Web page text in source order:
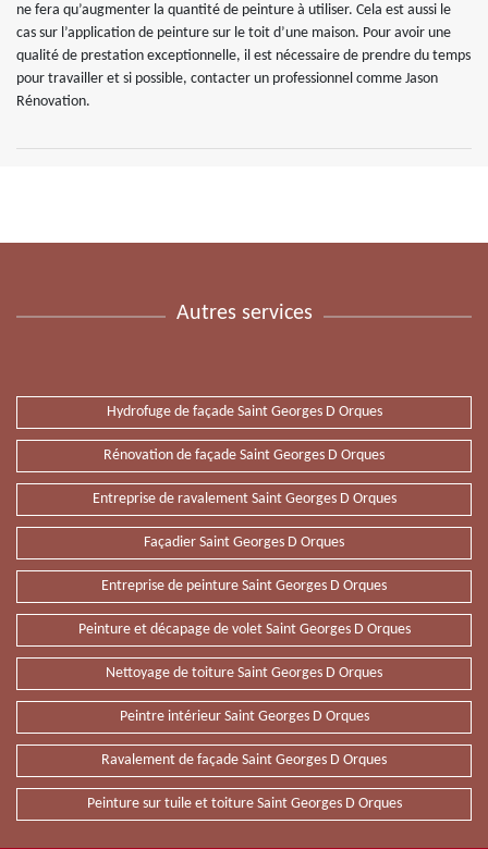
ne fera qu’augmenter la quantité de peinture à utiliser. Cela est aussi le
cas sur l’application de peinture sur le toit d’une maison. Pour avoir une
qualité de prestation exceptionnelle, il est nécessaire de prendre du temps
pour travailler et si possible, contacter un professionnel comme Jason
Rénovation.
Autres services
Hydrofuge de façade Saint Georges D Orques
Rénovation de façade Saint Georges D Orques
Entreprise de ravalement Saint Georges D Orques
Façadier Saint Georges D Orques
Entreprise de peinture Saint Georges D Orques
Peinture et décapage de volet Saint Georges D Orques
Nettoyage de toiture Saint Georges D Orques
Peintre intérieur Saint Georges D Orques
Ravalement de façade Saint Georges D Orques
Peinture sur tuile et toiture Saint Georges D Orques